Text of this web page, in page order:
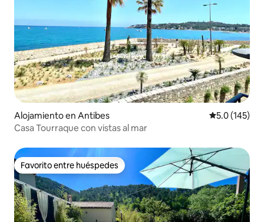
Alojamiento en Antibes Calificación
5.0 (145)
Casa Tourraque con vistas al mar
Favorito entre huéspedes
Favorito entre huéspedes